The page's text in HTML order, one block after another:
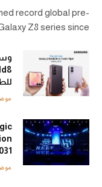
record global pre-
Z8 series since…